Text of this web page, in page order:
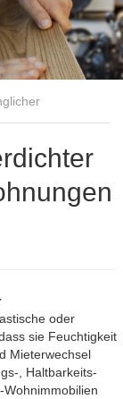
oder
sie Feuchtigkeit
Mieterwechsel
, Haltbarkeits-